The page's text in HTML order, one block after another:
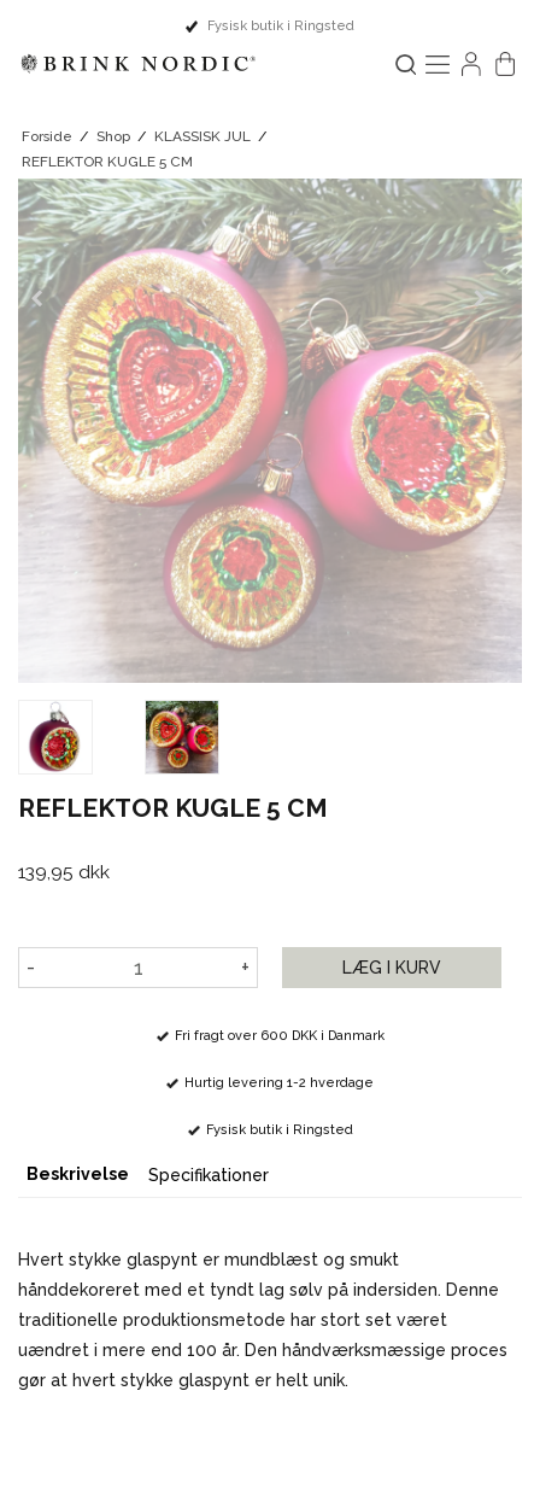
Dansk design & Europæisk håndværk
Forside / Shop / KLASSISK JUL /
REFLEKTOR KUGLE 5 CM
REFLEKTOR KUGLE 5 CM
139,95 dkk
- + LÆG I KURV
Fri fragt over 600 DKK i Danmark
Hurtig levering 1-2 hverdage
Fysisk butik i Ringsted
Beskrivelse Specifikationer
Hvert stykke glaspynt er mundblæst og smukt
hånddekoreret med et tyndt lag sølv på indersiden. Denne
traditionelle produktionsmetode har stort set været
uændret i mere end 100 år. Den håndværksmæssige proces
gør at hvert stykke glaspynt er helt unik.